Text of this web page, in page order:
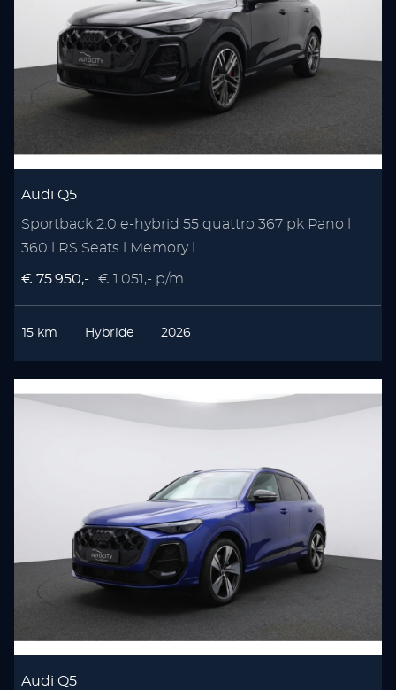
Audi Q5
Sportback 2.0 e-hybrid 55 quattro 367 pk Pano l
360 l RS Seats l Memory l
€ 75.950,- € 1.051,- p/m
15 km Hybride 2026
Audi Q5